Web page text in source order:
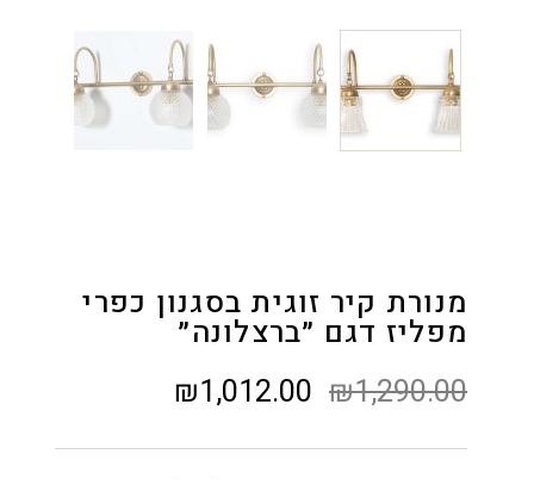
מנורת קיר זוגית בסגנון כפרי
מפליז דגם ״ברצלונה״
₪1,290.00
₪1,012.00